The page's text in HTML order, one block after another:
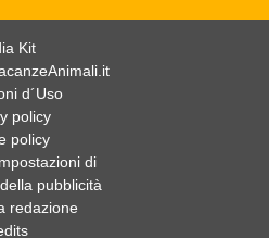
Kit
d´Uso
policy
policy
di
pubblicità
redazione